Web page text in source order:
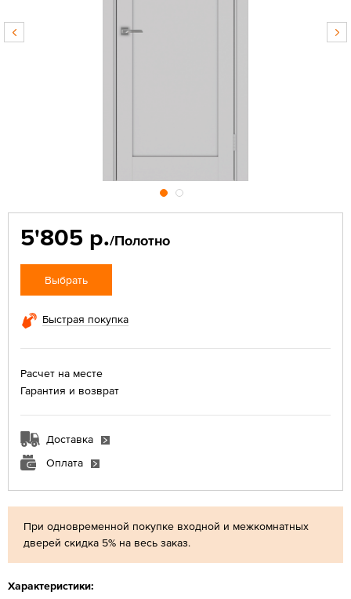
При одновременной покупке входной и межкомнатных
дверей скидка 5% на весь заказ.
Характеристики:
5'805 р./Полотно
Выбрать
Быстрая покупка
Расчет на месте
Гарантия и возврат
Доставка
Оплата